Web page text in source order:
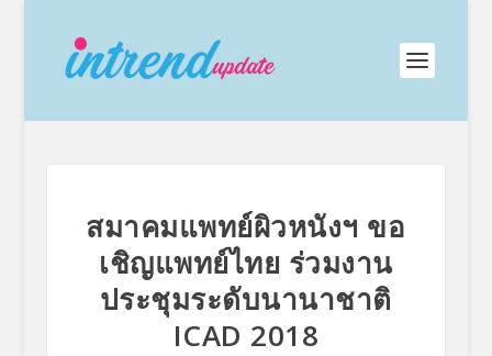
สมาคมแพทย์ผิวหนังฯ ขอ
เชิญแพทย์ไทย ร่วมงาน
ประชุมระดับนานาชาติ
ICAD 2018